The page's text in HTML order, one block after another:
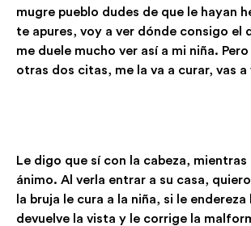
mugre pueblo dudes de que le hayan
te apures, voy a ver dónde consigo el
me duele mucho ver así a mi niña.
otras dos citas, me la va a curar, vas a
Le digo que sí con la cabeza, mientras
ánimo. Al verla entrar a su casa,
la bruja le cura a la niña, si le endereza
devuelve la vista y le corrige la